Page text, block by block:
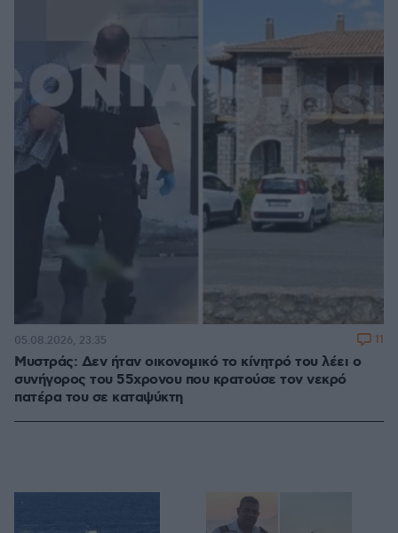
Μυστράς: Δεν ήταν οικονομικό το κίνητρό του λέει ο
συνήγορος του 55χρονου που κρατούσε τον νεκρό
πατέρα του σε καταψύκτη
05.08.2026, 23:35 11